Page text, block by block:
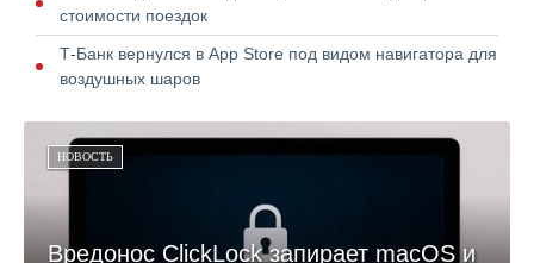
стоимости поездок
Т-Банк вернулся в App Store под видом навигатора для
воздушных шаров
НОВОСТЬ
Вредонос ClickLock запирает macOS и